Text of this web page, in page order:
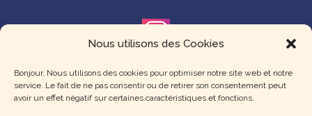
Nous utilisons des Cookies
Bonjour. Nous utilisons des cookies pour optimiser notre site web et notre
service. Le fait de ne pas consentir ou de retirer son consentement peut
avoir un effet négatif sur certaines caractéristiques et fonctions.
Théâtre de l'Escale de Gradignan
Tél. : 07.67.12.91.74